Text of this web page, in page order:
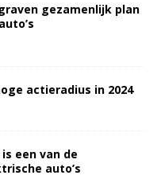
gezamenlijk plan
actieradius in 2024
een van de
auto’s